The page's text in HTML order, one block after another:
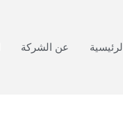
عن الشركة